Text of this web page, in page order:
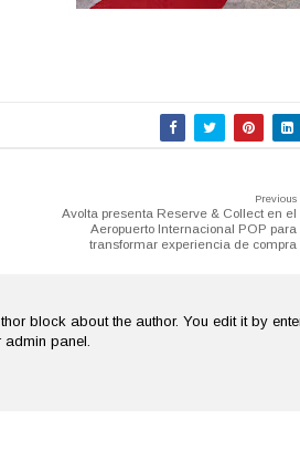
Previous
Avolta presenta Reserve & Collect en el
Aeropuerto Internacional POP para
transformar experiencia de compra
block about the author. You edit it by
panel.